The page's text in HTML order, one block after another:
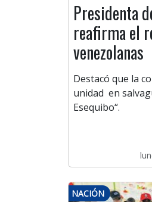
Presidenta
reafirma el
venezolanas
Destacó que la
unidad en
Esequibo“.
NACIÓN